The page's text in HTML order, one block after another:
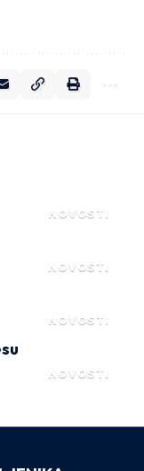
NOVOSTI
NOVOSTI
NOVOSTI
NOVOSTI